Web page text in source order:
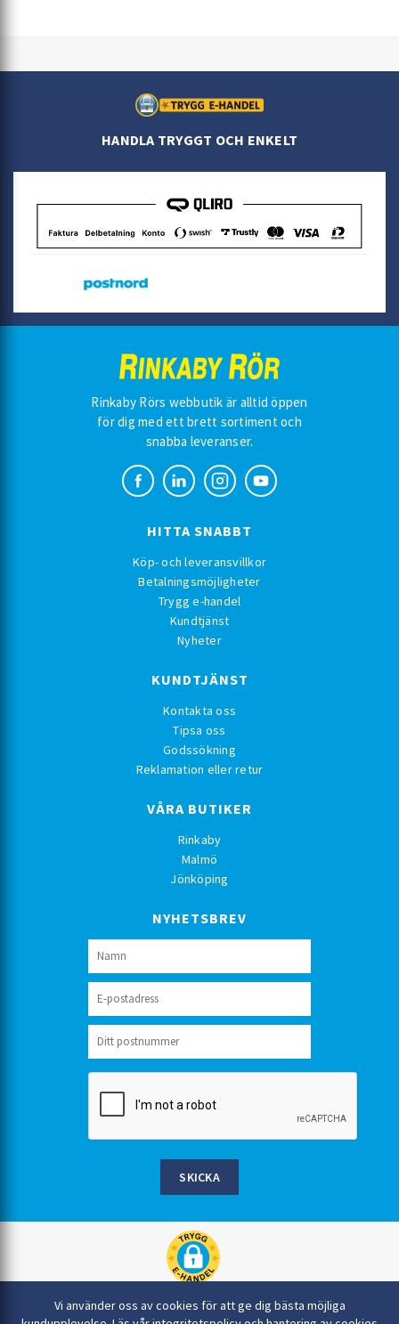
Vi använder oss av cookies för att ge dig bästa möjliga
HANDLA TRYGGT OCH ENKELT
Rinkaby Rörs webbutik är alltid öppen
för dig med ett brett sortiment och
snabba leveranser.
HITTA SNABBT
Köp- och leveransvillkor
Betalningsmöjligheter
Trygg e-handel
Kundtjänst
Nyheter
KUNDTJÄNST
Kontakta oss
Tipsa oss
Godssökning
Reklamation eller retur
VÅRA BUTIKER
Rinkaby
Malmö
Jönköping
NYHETSBREV
SKICKA
Rinkaby Rör AB, Box 54, 296 21 Åhus